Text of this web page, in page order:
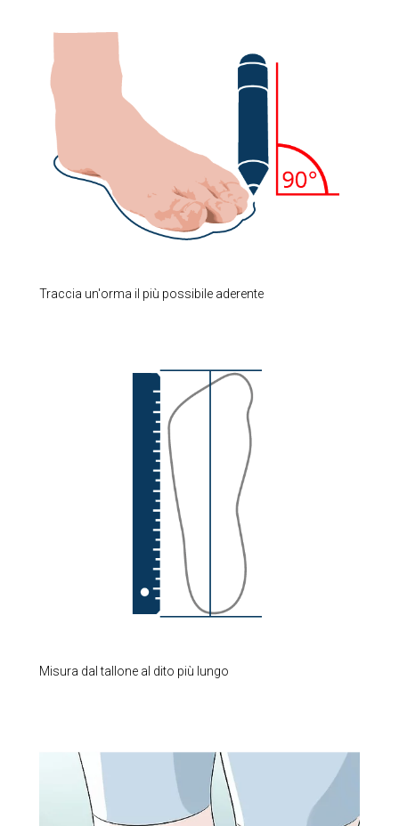
Traccia un'orma il più possibile aderente
Misura dal tallone al dito più lungo